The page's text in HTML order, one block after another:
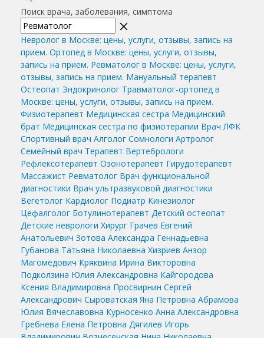
Поиск врача, заболевания, симптома
Невролог в Москве: цены, услуги, отзывы, запись на
прием. Ортопед в Москве: цены, услуги, отзывы,
запись на прием. Ревматолог в Москве: цены, услуги,
отзывы, запись на прием. Мануальный терапевт
Остеопат Эндокринолог Травматолог-ортопед в
Москве: цены, услуги, отзывы, запись на прием.
Физиотерапевт Медицинская сестра Медицинский
брат Медицинская сестра по физиотерапии Врач ЛФК
Спортивный врач Алголог Сомнологи Артролог
Семейный врач Терапевт Вертебрологи
Рефлексотерапевт Озонотерапевт Гирудотерапевт
Массажист Ревматолог Врач функциональной
диагностики Врач ультразвуковой диагностики
Вегетолог Кардиолог Подиатр Кинезиолог
Цефалголог Ботулинотерапевт Детский остеопат
Детские неврологи Хирург Грачев Евгений
Анатольевич Зотова Александра Геннадьевна
Губанова Татьяна Николаевна Хизриев Анзор
Магомедович Кряквина Ирина Викторовна
Подколзина Юлия Александровна Кайгородова
Ксения Владимировна Просвирнин Сергей
Александрович Сыроватская Яна Петровна Абрамова
Юлия Вячеславовна Курносенко Анна Александровна
Гребнева Елена Петровна Дягилев Игорь